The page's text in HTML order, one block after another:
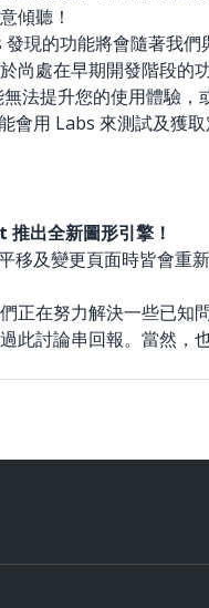
傾聽！
現的功能將會隨著我
處在早期開發階段
法提升您的使用體驗
會用 Labs 來測試及獲
出全新圖形引擎！
及變更頁面時皆會
正在努力解決一些已
討論串回報。當然，